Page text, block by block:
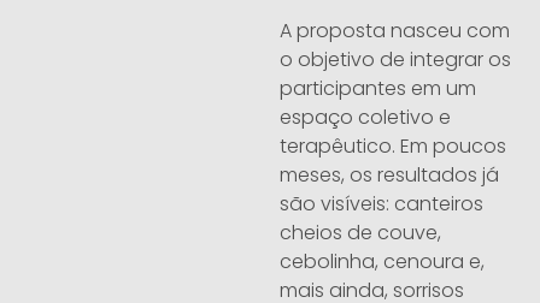
A proposta nasceu com
o objetivo de integrar os
participantes em um
espaço coletivo e
terapêutico. Em poucos
meses, os resultados já
são visíveis: canteiros
cheios de couve,
cebolinha, cenoura e,
mais ainda, sorrisos